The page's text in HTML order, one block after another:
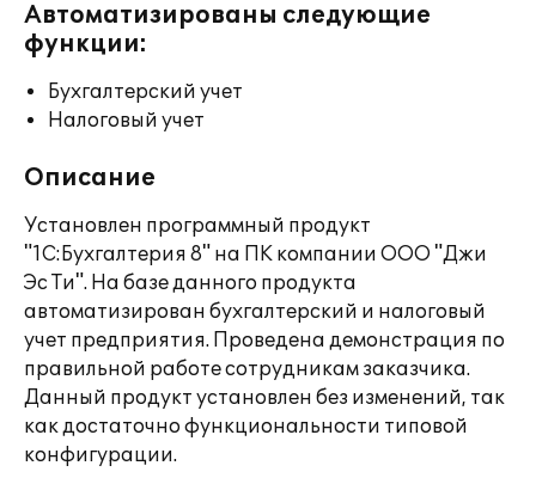
Автоматизированы следующие
функции:
Бухгалтерский учет
Налоговый учет
Описание
Установлен программный продукт
"1С:Бухгалтерия 8" на ПК компании ООО "Джи
Эс Ти". На базе данного продукта
автоматизирован бухгалтерский и налоговый
учет предприятия. Проведена демонстрация по
правильной работе сотрудникам заказчика.
Данный продукт установлен без изменений, так
как достаточно функциональности типовой
конфигурации.